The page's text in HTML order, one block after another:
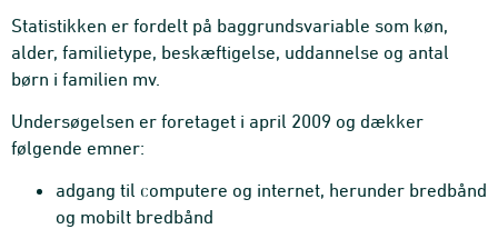
Statistikken er fordelt på baggrundsvariable som køn,
alder, familietype, beskæftigelse, uddannelse og antal
børn i familien mv.
Undersøgelsen er foretaget i april 2009 og dækker
følgende emner:
adgang til computere og internet, herunder bredbånd
og mobilt bredbånd